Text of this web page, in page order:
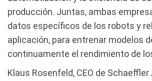
producción. Juntas, ambas
datos específicos de los robots y
aplicación, para entrenar modelos
continuamente el rendimiento de
Klaus Rosenfeld, CEO de Schaeffler